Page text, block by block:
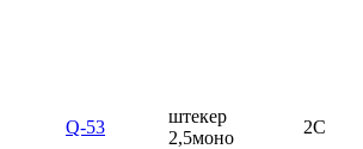
Q-53
штекер
2,5моно
2C